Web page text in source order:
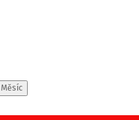
Měsíc